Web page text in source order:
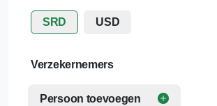
SRD USD
Verzekernemers
Persoon toevoegen